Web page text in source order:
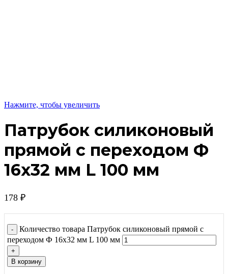
Нажмите, чтобы увеличить
Патрубок силиконовый
прямой с переходом Ф
16х32 мм L 100 мм
178 ₽
Количество товара Патрубок силиконовый прямой с
переходом Ф 16х32 мм L 100 мм
В корзину